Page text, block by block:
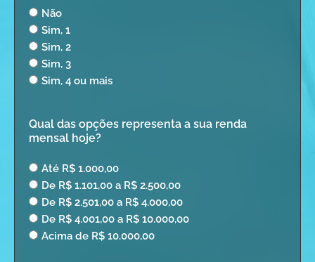
Não
Sim, 1
Sim, 2
Sim, 3
Sim, 4 ou mais
Qual das opções representa a sua renda
mensal hoje?
Até R$ 1.000,00
De R$ 1.101,00 a R$ 2.500,00
De R$ 2.501,00 a R$ 4.000,00
De R$ 4.001,00 a R$ 10.000,00
Acima de R$ 10.000,00